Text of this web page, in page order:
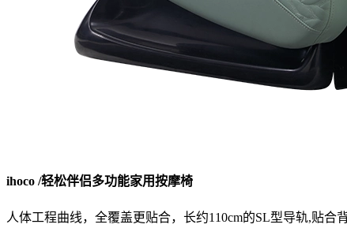
ihoco /轻松伴侣多功能家用按摩椅
人体工程曲线，全覆盖更贴合，长约110cm的SL型导轨,贴